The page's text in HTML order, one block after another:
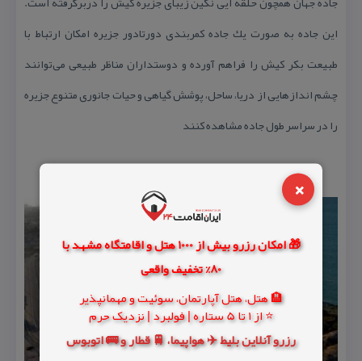
×
🎁 امکان رزرو بیش از 1000 هتل و اقامتگاه مشهد با
80% تخفیف واقعی
🏨 هتل، هتل آپارتمان، سوئیت و مهمانپذیر
⭐ از 1 تا 5 ستاره | فولبرد | نزدیک حرم
رزرو آنلاین بلیط ✈️ هواپیما، 🚆 قطار و 🚌 اتوبوس
این جاده به صورت یك جاده كمربندی دورتادور جزیره امكان ارتباط با
طبیعت بكر كیش را فراهم آورده و دوستداران مناظر طبیعی می‌توانند
چشم اندازهایی از دریا، ساحل، پوشش گیاهی و حیات جانوری متنوع جزیره
را در سراسر طول جاده مشاهده كنند